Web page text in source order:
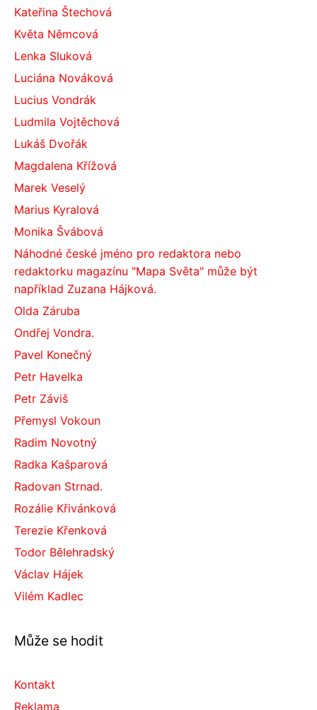
Kateřina Štechová
Květa Němcová
Lenka Sluková
Luciána Nováková
Lucius Vondrák
Ludmila Vojtěchová
Lukáš Dvořák
Magdalena Křížová
Marek Veselý
Marius Kyralová
Monika Švábová
Náhodné české jméno pro redaktora nebo
redaktorku magazínu "Mapa Světa" může být
například Zuzana Hájková.
Olda Záruba
Ondřej Vondra.
Pavel Konečný
Petr Havelka
Petr Záviš
Přemysl Vokoun
Radim Novotný
Radka Kašparová
Radovan Strnad.
Rozálie Křivánková
Terezie Křenková
Todor Bělehradský
Václav Hájek
Vilém Kadlec
Může se hodit
Kontakt
Reklama